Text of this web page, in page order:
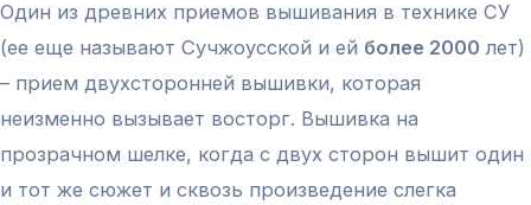
Один из древних приемов вышивания в технике СУ
(ее еще называют Сучжоусской и ей более 2000 лет)
– прием двухсторонней вышивки, которая
неизменно вызывает восторг. Вышивка на
прозрачном шелке, когда с двух сторон вышит один
и тот же сюжет и сквозь произведение слегка